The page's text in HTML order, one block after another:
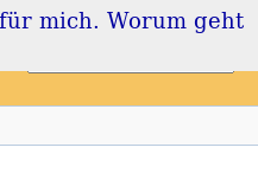
Login Registrieren
mich. Worum geht